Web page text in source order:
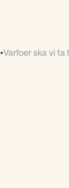
•Varfoer ska vi ta